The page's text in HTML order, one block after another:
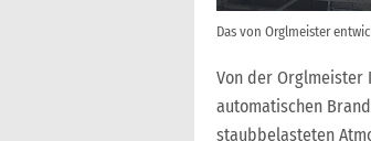
Das von Orglmeister
Von der Orglmeister
automatischen
staubbelasteten